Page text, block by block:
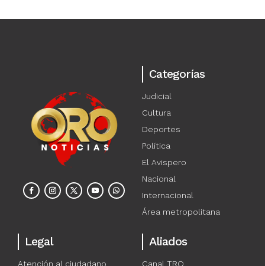
Categorías
Judicial
Cultura
Deportes
Política
El Avispero
Nacional
Internacional
Área metropolitana
Legal
Atención al ciudadano
Aliados
Canal TRO